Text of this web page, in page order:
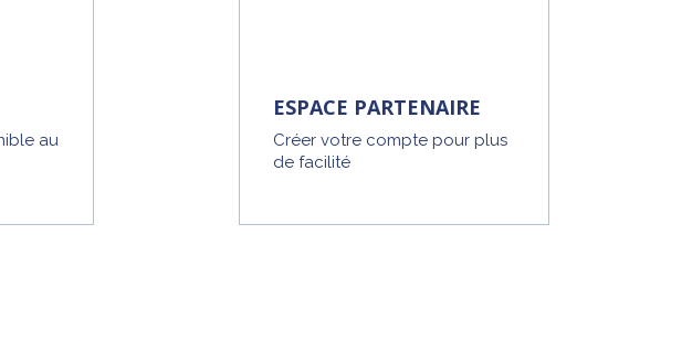
au
ESPACE PARTENAIRE
Créer votre compte pour plus
de facilité